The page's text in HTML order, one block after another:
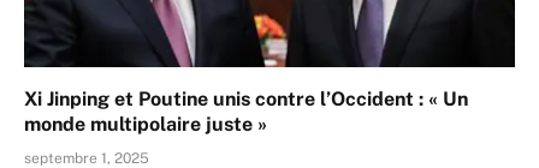
Xi Jinping et Poutine unis contre l’Occident : « Un
monde multipolaire juste »
septembre 1, 2025